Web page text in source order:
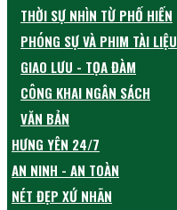
THỜI SỰ NHÌN TỪ PHỐ HIẾN
PHÓNG SỰ VÀ PHIM TÀI LIỆU
GIAO LƯU - TỌA ĐÀM
CÔNG KHAI NGÂN SÁCH
VĂN BẢN
HƯNG YÊN 24/7
AN NINH - AN TOÀN
NÉT ĐẸP XỨ NHÃN